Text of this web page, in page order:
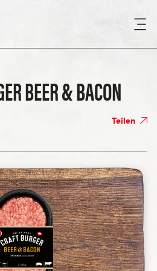
BEER & BACON
Teilen